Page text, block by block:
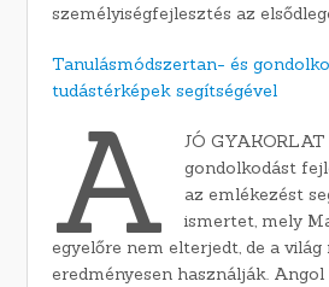
személyiségfejlesztés az
Tanulásmódszertan- és
tudástérképek segítségével
A
JÓ GYAKORLAT
gondolkodást
az emlékezést
ismertet, mely
egyelőre nem elterjedt, de a világ
eredményesen használják.